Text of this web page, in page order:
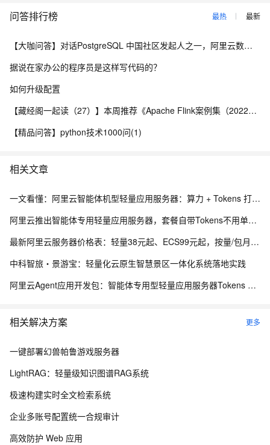
问答排行榜 最热 最新
【大咖问答】对话PostgreSQL 中国社区发起人之一，阿里云数据库高级专家 德哥
据说在家办公的程序员是这样写代码的？
如何升级配置
【藏经阁一起读（27）】本周推荐《Apache Flink案例集（2022版）》，你有哪些心得？
【精品问答】python技术1000问(1)
相关文章
一文看懂：阿里云智能体机型轻量应用服务器：算力 + Tokens 打包，部署 RAG 更划算
阿里云推出智能体专用轻量应用服务器，套餐自带Tokens不用单独买，首页5折优惠
最新阿里云服务器价格表：轻量38元起、ECS99元起，按量/包月/包年，新老用户同享优惠明细参考
中科智旅・景游宝：轻量化云原生智慧景区一体化系统落地实践
阿里云Agent应用开发包：智能体专用型轻量应用服务器Tokens 2亿、4亿及8亿，首月5折活动
相关解决方案 更多
一键部署幻兽帕鲁游戏服务器
LightRAG：轻量级知识图谱RAG系统
极速构建实时全文检索系统
企业多账号配置统一合规审计
高效防护 Web 应用